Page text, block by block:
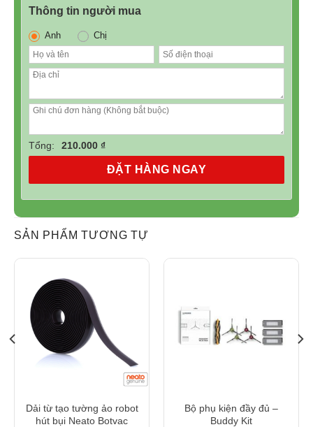
Thông tin người mua
Anh Chị
Tổng: 210.000 ₫
ĐẶT HÀNG NGAY
SẢN PHẨM TƯƠNG TỰ
Dải từ tạo tường ảo robot
hút bụi Neato Botvac
Bộ phụ kiện đầy đủ –
Buddy Kit